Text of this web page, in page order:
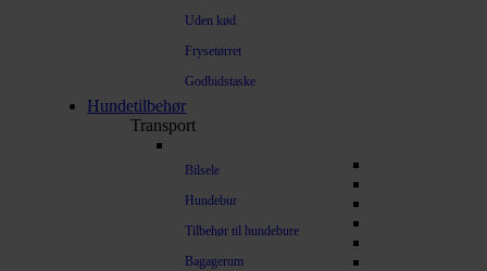
Uden kød
Frysetørret
Godbidstaske
Hundetilbehør
Transport
Bilsele
Hundebur
Tilbehør til hundebure
Bagagerum